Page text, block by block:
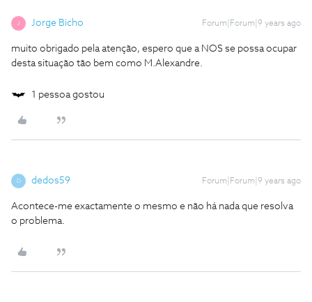
Jorge Bicho Forum|Forum|9 years ago
muito obrigado pela atenção, espero que a NOS se possa ocupar
desta situação tão bem como M.Alexandre.
1 pessoa gostou
D dedos59 Forum|Forum|9 years ago
Acontece-me exactamente o mesmo e não há nada que resolva
o problema.